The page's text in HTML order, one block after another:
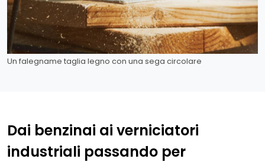
Un falegname taglia legno con una sega circolare
Dai benzinai ai verniciatori
industriali passando per